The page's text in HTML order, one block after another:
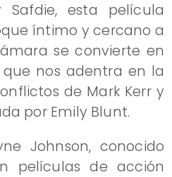
Safdie, esta película
íntimo y cercano a
se convierte en
nos adentra en la
de Mark Kerr y
por Emily Blunt.
Johnson, conocido
películas de acción